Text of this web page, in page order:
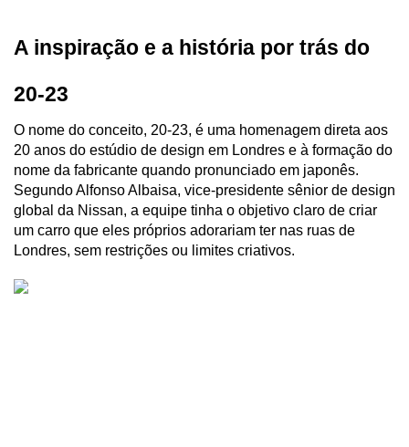
A inspiração e a história por trás do
20-23
O nome do conceito, 20-23, é uma homenagem direta aos
20 anos do estúdio de design em Londres e à formação do
nome da fabricante quando pronunciado em japonês.
Segundo Alfonso Albaisa, vice-presidente sênior de design
global da Nissan, a equipe tinha o objetivo claro de criar
um carro que eles próprios adorariam ter nas ruas de
Londres, sem restrições ou limites criativos.